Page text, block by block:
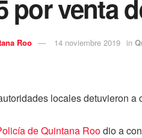
por venta
Roo 14 noviembre 2019 in
locales detuvieron
de Quintana Roodio a